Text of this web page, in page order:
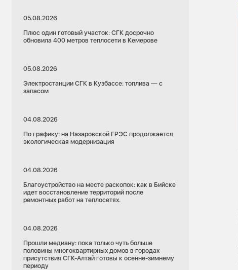
05.08.2026
Плюс один готовый участок: СГК досрочно
обновила 400 метров теплосети в Кемерове
05.08.2026
Электростанции СГК в Кузбассе: топлива — с
запасом
04.08.2026
По графику: на Назаровской ГРЭС продолжается
экологическая модернизация
04.08.2026
Благоустройство на месте раскопок: как в Бийске
идет восстановление территорий после
ремонтных работ на теплосетях.
04.08.2026
Прошли медиану: пока только чуть больше
половины многоквартирных домов в городах
присутствия СГК-Алтай готовы к осенне-зимнему
периоду